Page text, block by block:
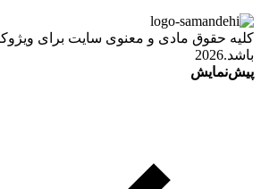
کلیه حقوق مادی و معنوی سایت برای
باشد.2026
پیش‌نمایش